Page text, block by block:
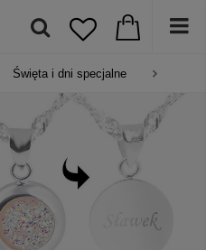
Święta i dni specjalne